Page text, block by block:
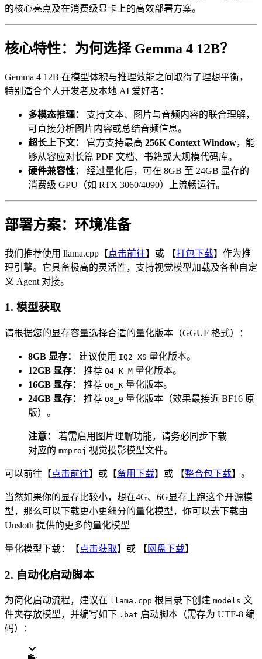
的核心亮点及在消费级显卡上的高效部署方案。
核心特性：为何选择 Gemma 4 12B？
Gemma 4 12B 在模型体积与推理效能之间取得了理想平衡，
特别适合个人开发者及本地 AI 爱好者：
多模态推理：
支持文本、图片与音频内容的联合理解，
可直接分析图片内容或总结音频信息。
超长上下文：
官方支持最高 256K Context Window，能
够从容应对长篇 PDF 文档、书籍或大规模代码库。
硬件兼容性：
经过量化后，可在 8GB 至 24GB 显存的
消费级 GPU（如 RTX 3060/4090）上流畅运行。
部署方案：环境准备
我们推荐使用 llama.cpp【点击前往】或 【打包下载】作为推
理引擎。它具备极高的灵活性，支持视觉模型加载及各种自定
义 Agent 对接。
1. 模型获取
请根据您的显存容量选择合适的量化版本（GGUF 格式）：
8GB 显存： 建议使用 IQ2_XS 量化版本。
12GB 显存：
推荐 Q4_K_M 量化版本。
16GB 显存：
推荐 Q6_K 量化版本。
24GB 显存：
推荐 Q8_0 量化版本（效果最接近 BF16 原
版）。
注意：
若需启用图片理解功能，请务必同步下载
对应的 mmproj 视觉投影模型文件。
可以前往【点击前往】或【备用下载】或 【整合包下载】。
当然如果你的显存比较小，想在4G、6G显存上跑这个开源模
型，那么可以下载更小更细分的量化模型，你可以去下载由
Unsloth 提供的更多的量化模型
量化模型下载：【点击获取】或 【 网盘下载】
2. 自动化启动脚本
为简化启动流程，建议在 llama.cpp 根目录下创建 models 文
件夹存放模型，并编写如下 .bat 启动脚本（需存为 UTF-8 编
码）：